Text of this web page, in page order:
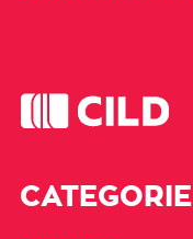
CATEGORIE